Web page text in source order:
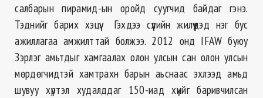
салбарын пирамид-ын оройд суугчид байдаг гэнэ.
Тэднийг барих хэцүү. Гэхдээ сүүлийн жилүүдэд нэг бус
ажиллагаа амжилттай болжээ. 2012 онд IFAW буюу
Зэрлэг амьтдыг хамгаалах олон улсын сан олон улсын
мөрдөгчидтэй хамтрахн барын аьснаас эхлээд амьд
шувуу хүртэл худалддаг 150-иад хүийг баривчилсан